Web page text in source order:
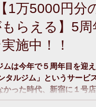
1万5000円分
らえる】5周
施中！！
は今年で５周年目を迎
タルジム」というサービ
かった時代、新宿に１号
トレーナー専用レンタ